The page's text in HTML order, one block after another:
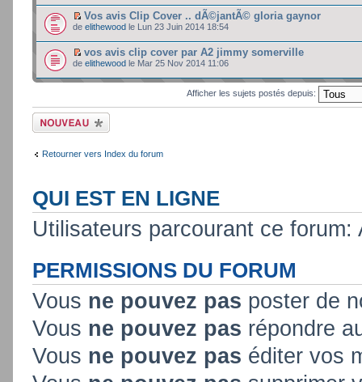
Vos avis Clip Cover .. dÃ©jantÃ© gloria gaynor
de elithewood le Lun 23 Juin 2014 18:54
vos avis clip cover par A2 jimmy somerville
de elithewood le Mar 25 Nov 2014 11:06
Afficher les sujets postés depuis:
Ecrire un nouveau
sujet
Retourner vers Index du forum
QUI EST EN LIGNE
Utilisateurs parcourant ce
PERMISSIONS DU FORUM
Vous ne pouvez pas poster de
Vous ne pouvez pas répondre
Vous ne pouvez pas éditer vos